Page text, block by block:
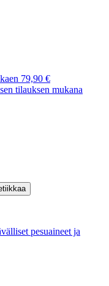
79,90 €
tilauksen mukana
pesuaineet ja